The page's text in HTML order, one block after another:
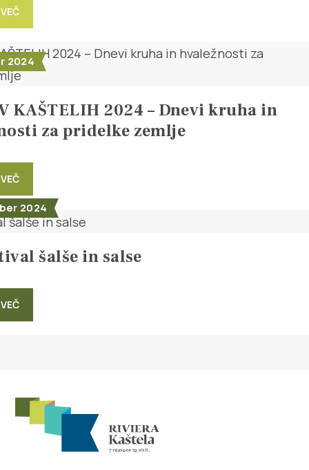
2024
V KAŠTELIH 2024 – Dnevi kruha in
za pridelke zemlje
2024
šalše in salse